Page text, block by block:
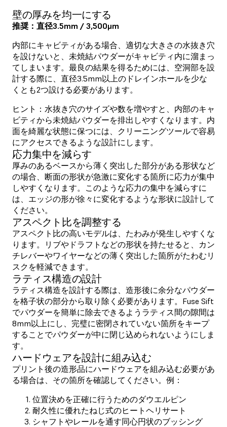
壁の厚みを均一にする
推奨：直径3.5mm / 3,500μm
内部にキャビティがある場合、適切な大きさの水抜き穴
を設けないと、未焼結パウダーがキャビティ内に溜まっ
てしまいます。最良の結果を得るためには、空洞部を設
計する際に、直径3.5mm以上のドレインホールを少な
くとも2つ設ける必要があります。
ヒント：水抜き穴のサイズや数を増やすと、内部のキャ
ビティから未焼結パウダーを排出しやすくなります。内
面を綺麗な状態に保つには、クリーニングツールで容易
にアクセスできるような設計にします。
応力集中を減らす
厚みのあるベースから薄く突出した部分がある形状など
の場合、断面の形状が急激に変化する箇所に応力が集中
しやすくなります。このような応力の集中を減らすに
は、エッジの形が徐々に変化するような形状に設計して
ください。
アスペクト比を調整する
アスペクト比の高いモデルは、たわみが発生しやすくな
ります。リブやドラフトなどの形状を持たせると、カン
チレバーやワイヤーなどの薄く突出した箇所がたわむリ
スクを軽減できます。
ラティス構造の設計
ラティス構造を設計する際は、造形後に余分なパウダー
を格子状の部分から取り除く必要があります。Fuse Sift
でパウダーを簡単に除去できるようラティス間の隙間は
8mm以上にし、完璧に密閉されていない箇所をキープ
することでパウダーが中に閉じ込められないようにしま
す。
ハードウェアを設計に組み込む
プリント後の造形品にハードウェアを組み込む必要があ
る場合は、その箇所を確認してください。例：
位置決めを正確に行うためのダウエルピン
耐久性に優れたねじ式のヒートヘリサート
シャフトやレールを通す同心円状のブッシング